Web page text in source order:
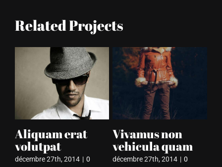
Related Projects
Aliquam erat
volutpat
décembre 27th, 2014 | 0
Vivamus non
vehicula quam
décembre 27th, 2014 | 0